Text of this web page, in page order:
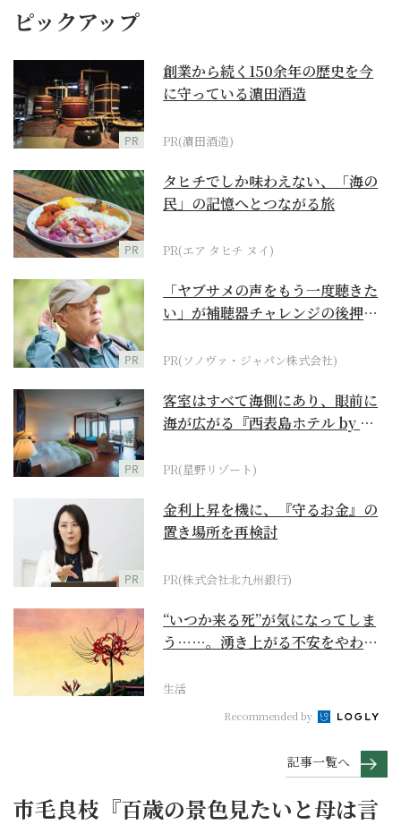
ピックアップ
PR
創業から続く150余年の歴史を今
に守っている濵田酒造
PR(濵田酒造)
PR
タヒチでしか味わえない、「海の
民」の記憶へとつながる旅
PR(エア タヒチ ヌイ)
PR
「ヤブサメの声をもう一度聴きた
い」が補聴器チャレンジの後押し
PR(ソノヴァ・ジャパン株式会社)
PR
客室はすべて海側にあり、眼前に
海が広がる『西表島ホテル by 星
PR(星野リゾート)
PR
金利上昇を機に、『守るお金』の
置き場所を再検討
PR(株式会社北九州銀行)
“いつか来る死”が気になってしま
う……。湧き上がる不安をやわら
生活
Recommended by
記事一覧へ
市毛良枝『百歳の景色見たいと母は言